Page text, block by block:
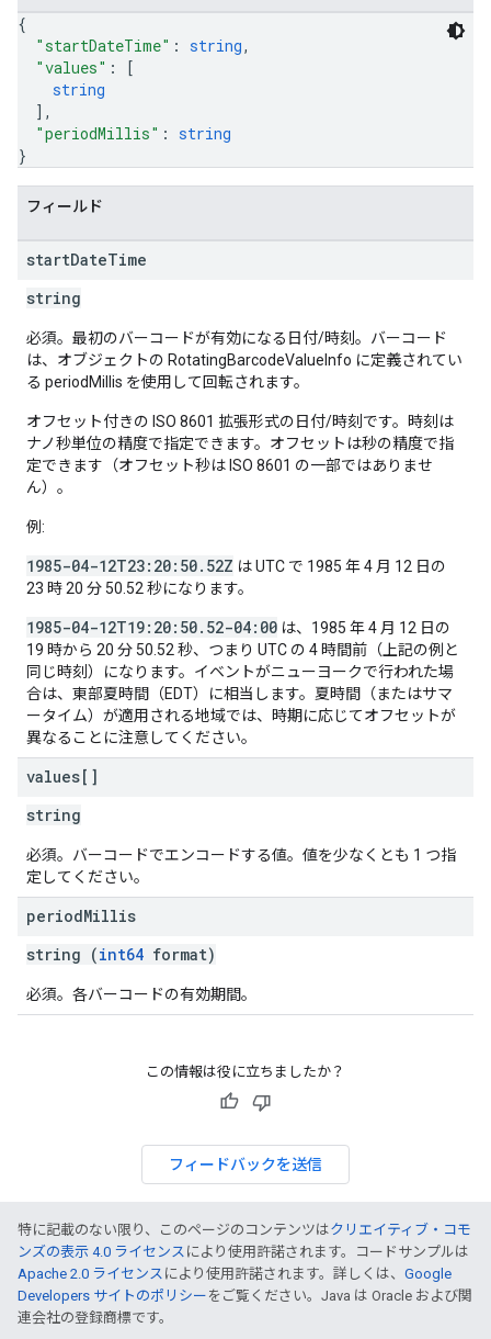
{
"startDateTime" : string,
"values" :
[
string
] ,
"periodMillis" : string
}
フィールド
startDateTime
string
必須。最初のバーコードが有効になる日付/時刻。バーコード
は、オブジェクトの RotatingBarcodeValueInfo に定義されてい
る periodMillis を使用して回転されます。
オフセット付きの ISO 8601 拡張形式の日付/時刻です。時刻は
ナノ秒単位の精度で指定できます。オフセットは秒の精度で指
定できます（オフセット秒は ISO 8601 の一部ではありませ
ん）。
例:
1985-04-12T23:20:50.52Z は UTC で 1985 年 4 月 12 日の
23 時 20 分 50.52 秒になります。
1985-04-12T19:20:50.52-04:00 は、1985 年 4 月 12 日の
19 時から 20 分 50.52 秒、つまり UTC の 4 時間前（上記の例と
同じ時刻）になります。イベントがニューヨークで行われた場
合は、東部夏時間（EDT）に相当します。夏時間（またはサマ
ータイム）が適用される地域では、時期に応じてオフセットが
異なることに注意してください。
values[]
string
必須。バーコードでエンコードする値。値を少なくとも 1 つ指
定してください。
periodMillis
string (int64 format)
必須。各バーコードの有効期間。
この情報は役に立ちましたか？
フィードバックを送信
特に記載のない限り、このページのコンテンツはクリエイティブ・コモ
ンズの表示 4.0 ライセンス により使用許諾されます。コードサンプルは
Apache 2.0 ライセンス により使用許諾されます。詳しくは、 Google
Developers サイトのポリシー をご覧ください。Java は Oracle および関
連会社の登録商標です。